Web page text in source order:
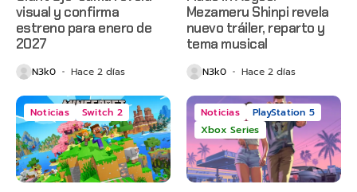
visual y confirma
estreno para enero de
2027
N3k0 Hace 2 días
Mezameru Shinpi revela
nuevo tráiler, reparto y
tema musical
N3k0 Hace 2 días
Noticias Switch 2 Noticias
PlayStation 5
Xbox Series